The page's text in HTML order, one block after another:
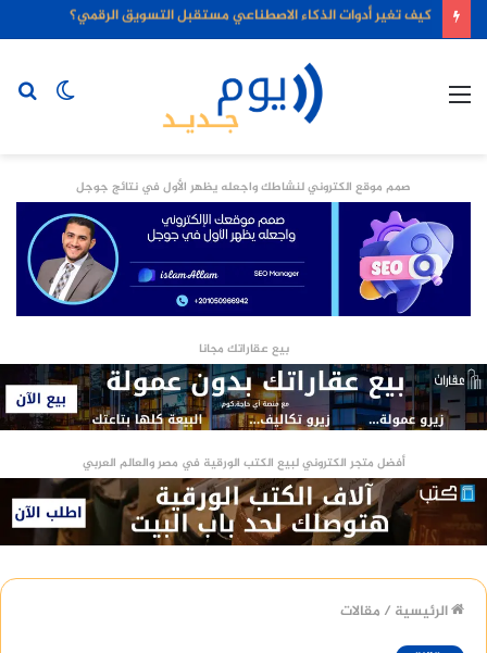
كيف تغير أدوات الذكاء الاصطناعي مستقبل التسويق الرقمي؟
الوضع
صمم موقع الكتروني لنشاطك واجعله يظهر الأول في نتائج جوجل
بيع عقاراتك مجانا
أفضل متجر الكتروني لبيع الكتب الورقية في مصر والعالم العربي
الرئيسية / مقالات